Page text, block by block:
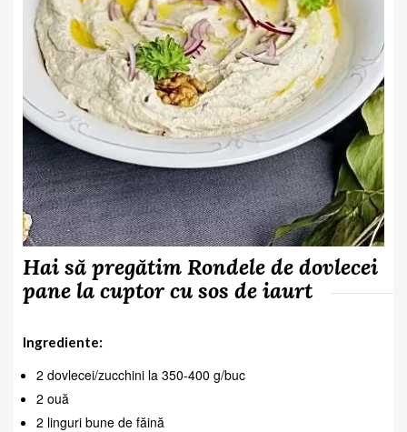
Hai să pregătim Rondele de dovlecei
pane la cuptor cu sos de iaurt
Ingrediente:
2 dovlecei/zucchini la 350-400 g/buc
2 ouă
2 linguri bune de făină